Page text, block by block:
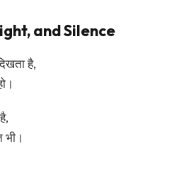
and Silence
है,
भी।